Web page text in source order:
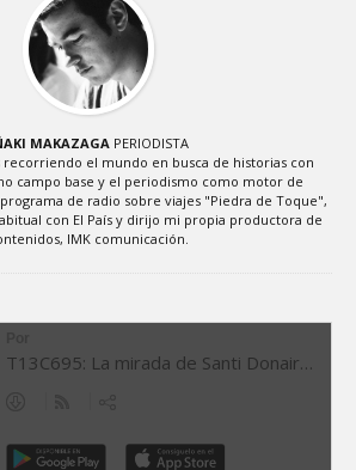
MAKAZAGA PERIODISTA
recorriendo el mundo en busca de historias con
campo base y el periodismo como motor de
de radio sobre viajes "Piedra de Toque",
con El País y dirijo mi propia productora de
IMK comunicación.